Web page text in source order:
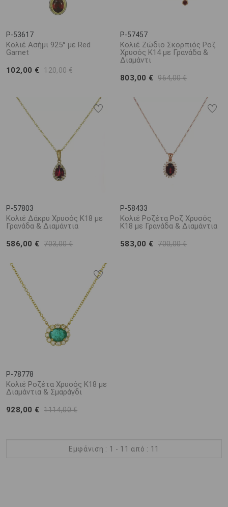
P-53617
Κολιέ Ασήμι 925° με Red
Garnet
102,00 € 120,00 €
P-57457
Κολιέ Ζώδιο Σκορπιός Ροζ
Χρυσός Κ14 με Γρανάδα &
Διαμάντι
803,00 € 964,00 €
P-57803
Κολιέ Δάκρυ Χρυσός Κ18 με
Γρανάδα & Διαμάντια
586,00 € 703,00 €
P-58433
Κολιέ Ροζέτα Ροζ Χρυσός
Κ18 με Γρανάδα & Διαμάντια
583,00 € 700,00 €
P-78778
Κολιέ Ροζέτα Χρυσός Κ18 με
Διαμάντια & Σμαράγδι
928,00 € 1114,00 €
Εμφάνιση : 1 - 11 από : 11